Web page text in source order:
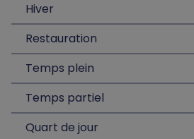
Hiver
Restauration
Temps plein
Temps partiel
Quart de jour